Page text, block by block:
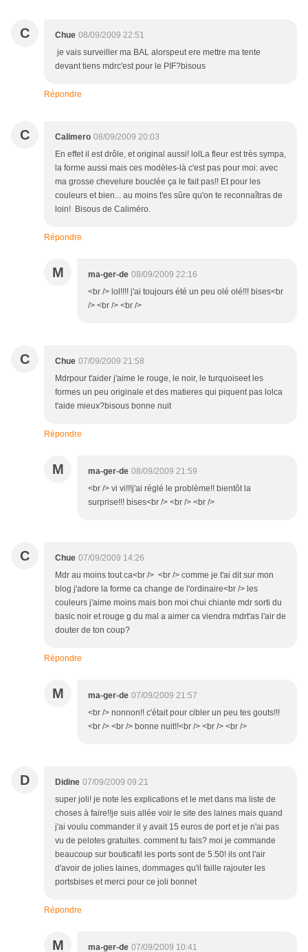
C Chue 08/09/2009 22:51
je vais surveiller ma BAL alorspeut ere mettre ma tente
devant tiens mdrc'est pour le PIF?bisous
Répondre
C Calimero 08/09/2009 20:03
En effet il est drôle, et original aussi! lolLa fleur est très sympa,
la forme aussi mais ces modèles-là c'est pas pour moi: avec
ma grosse chevelure bouclée ça le fait pas!! Et pour les
couleurs et bien... au moins t'es sûre qu'on te reconnaîtras de
loin! Bisous de Caliméro.
Répondre
M ma-ger-de 08/09/2009 22:16
<br /> lol!!!! j'ai toujours été un peu olé olé!!! bises<br
/> <br /> <br />
C Chue 07/09/2009 21:58
Mdrpour t'aider j'aime le rouge, le noir, le turquoiseet les
formes un peu originale et des matieres qui piquent pas lolca
t'aide mieux?bisous bonne nuit
Répondre
M ma-ger-de 08/09/2009 21:59
<br /> vi vi!!!j'ai réglé le problème!! bientôt la
surprise!!! bises<br /> <br /> <br />
C Chue 07/09/2009 14:26
Mdr au moins tout ca<br /> <br /> comme je t'ai dit sur mon
blog j'adore la forme ca change de l'ordinaire<br /> les
couleurs j'aime moins mais bon moi chui chiante mdr sorti du
basic noir et rouge g du mal a aimer ca viendra mdrt'as l'air de
douter de ton coup?
Répondre
M ma-ger-de 07/09/2009 21:57
<br /> nonnon!! c'était pour cibler un peu tes gouts!!!
<br /> <br /> bonne nuit!!<br /> <br /> <br />
D Didine 07/09/2009 09:21
super joli! je note les explications et le met dans ma liste de
choses à faire!!je suis allée voir le site des laines mais quand
j'ai voulu commander il y avait 15 euros de port et je n'ai pas
vu de pelotes gratuites. comment tu fais? moi je commande
beaucoup sur bouticafil les ports sont de 5.50! ils ont l'air
d'avoir de jolies laines, dommages qu'il faille rajouter les
portsbises et merci pour ce joli bonnet
Répondre
M ma-ger-de 07/09/2009 10:41